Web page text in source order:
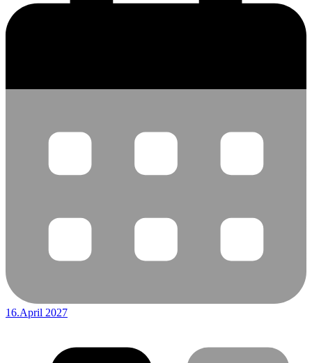
16.April 2027